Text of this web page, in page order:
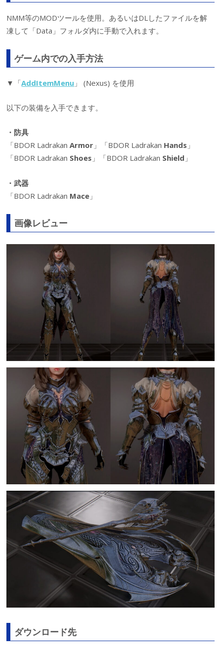
NMM等のMODツールを使用。あるいはDLしたファイルを解
凍して「Data」フォルダ内に手動で入れます。
ゲーム内での入手方法
▼「AddItemMenu 」 (Nexus) を使用
以下の装備を入手できます。
・防具
「BDOR LadrakanArmor 」「BDOR Ladrakan Hands 」
「BDOR Ladrakan Shoes 」「BDOR Ladrakan Shield 」
・武器
「BDOR Ladrakan Mace 」
画像レビュー
ダウンロード先